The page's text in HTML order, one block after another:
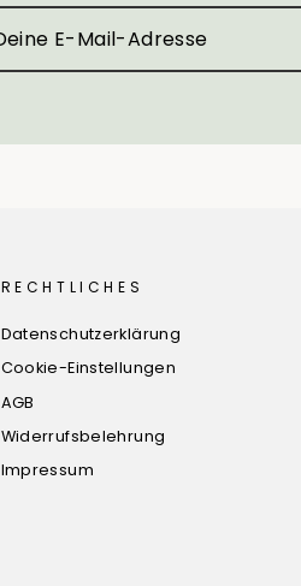
RECHTLICHES
Datenschutzerklärung
Cookie-Einstellungen
AGB
Widerrufsbelehrung
Impressum